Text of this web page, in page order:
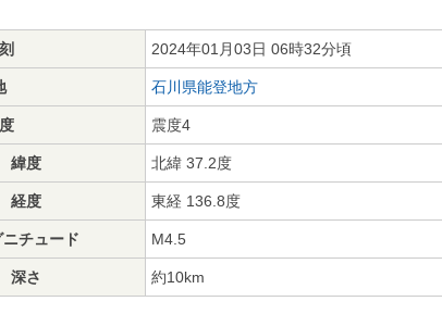
2024年01月03日 06時32分頃
石川県能登地方
震度4
緯度 北緯 37.2度
経度 東経 136.8度
ニチュード M4.5
深さ 約10km